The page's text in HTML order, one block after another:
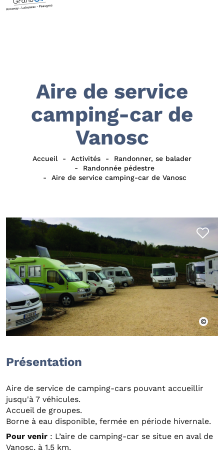
Aire de service
camping-car de
Vanosc
Accueil Activités
Randonner, se balader
Randonnée pédestre
Aire de service camping-car de Vanosc
Présentation
Aire de service de camping-cars pouvant accueillir
jusqu'à 7 véhicules.
Accueil de groupes.
Borne à eau disponible, fermée en période hivernale.
Pour venir : L’aire de camping-car se situe en aval de
Vanosc, à 1,5 km.